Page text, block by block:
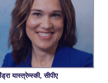
यास्त्रेम्स्की, सीपीए